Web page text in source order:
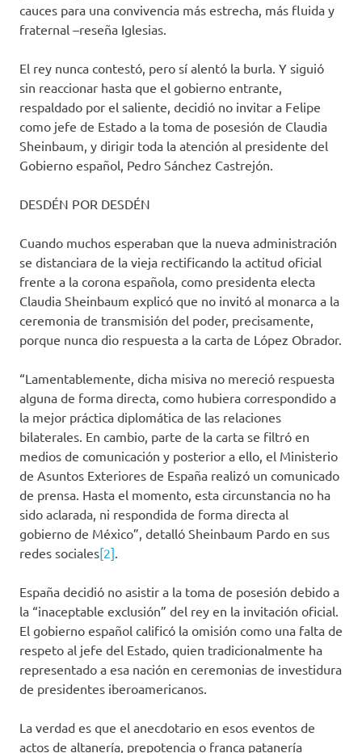
cauces para una convivencia más estrecha, más fluida y
fraternal –reseña Iglesias.
El rey nunca contestó, pero sí alentó la burla. Y siguió
sin reaccionar hasta que el gobierno entrante,
respaldado por el saliente, decidió no invitar a Felipe
como jefe de Estado a la toma de posesión de Claudia
Sheinbaum, y dirigir toda la atención al presidente del
Gobierno español, Pedro Sánchez Castrejón.
DESDÉN POR DESDÉN
Cuando muchos esperaban que la nueva administración
se distanciara de la vieja rectificando la actitud oficial
frente a la corona española, como presidenta electa
Claudia Sheinbaum explicó que no invitó al monarca a la
ceremonia de transmisión del poder, precisamente,
porque nunca dio respuesta a la carta de López Obrador.
“Lamentablemente, dicha misiva no mereció respuesta
alguna de forma directa, como hubiera correspondido a
la mejor práctica diplomática de las relaciones
bilaterales. En cambio, parte de la carta se filtró en
medios de comunicación y posterior a ello, el Ministerio
de Asuntos Exteriores de España realizó un comunicado
de prensa. Hasta el momento, esta circunstancia no ha
sido aclarada, ni respondida de forma directa al
gobierno de México”, detalló Sheinbaum Pardo en sus
redes sociales[2]
España decidió no asistir a la toma de posesión debido a
la “inaceptable exclusión” del rey en la invitación oficial.
El gobierno español calificó la omisión como una falta de
respeto al jefe del Estado, quien tradicionalmente ha
representado a esa nación en ceremonias de investidura
de presidentes iberoamericanos.
La verdad es que el anecdotario en esos eventos de
actos de altanería, prepotencia o franca patanería